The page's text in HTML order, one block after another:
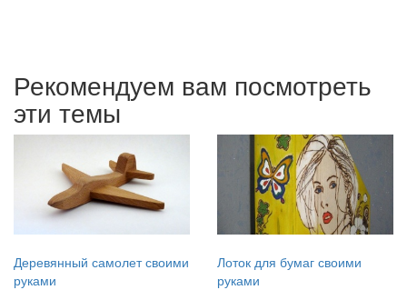
Рекомендуем вам посмотреть
эти темы
Деревянный самолет своими
руками
Лоток для бумаг своими
руками